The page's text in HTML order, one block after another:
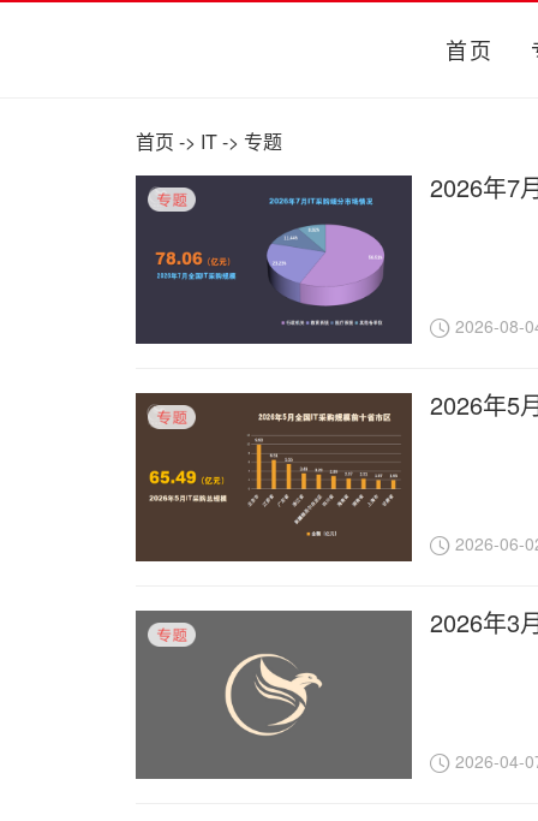
首页
首页 -> IT-> 专题
2026年7
2026-08-
2026年5
2026-06-
2026年3
2026-04-